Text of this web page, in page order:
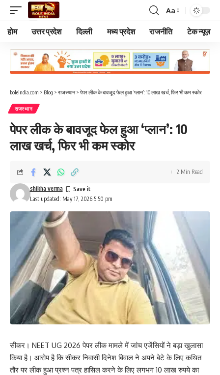
Font
Resizer
Aa
होम उत्तर प्रदेश दिल्ली मध्य प्रदेश राजनीति टेक न्यूज़
boleindia.com > Blog > राजस्थान> पेपर लीक के बावजूद फेल हुआ ‘प्लान’: 10 लाख खर्च, फिर भी कम स्कोर
राजस्थान
पेपर लीक के बावजूद फेल हुआ ‘प्लान’: 10
लाख खर्च, फिर भी कम स्कोर
Last updated: May 17, 2026 5:50 pm
shikha verma
2 Min Read
सीकर। NEET UG 2026 पेपर लीक मामले में जांच एजेंसियों ने बड़ा खुलासा
किया है। आरोप है कि सीकर निवासी दिनेश बिवाल ने अपने बेटे के लिए कथित
तौर पर लीक हुआ प्रश्न पत्र हासिल करने के लिए लगभग 10 लाख रुपये का